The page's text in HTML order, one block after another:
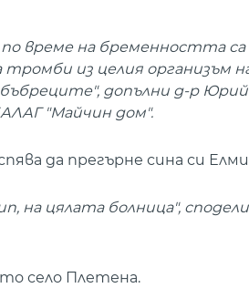
време на бременността са
тромби из целия организъм
допълни д-р Юрий
"Майчин дом".
да прегърне сина си
на цялата болница", сподели
село Плетена.